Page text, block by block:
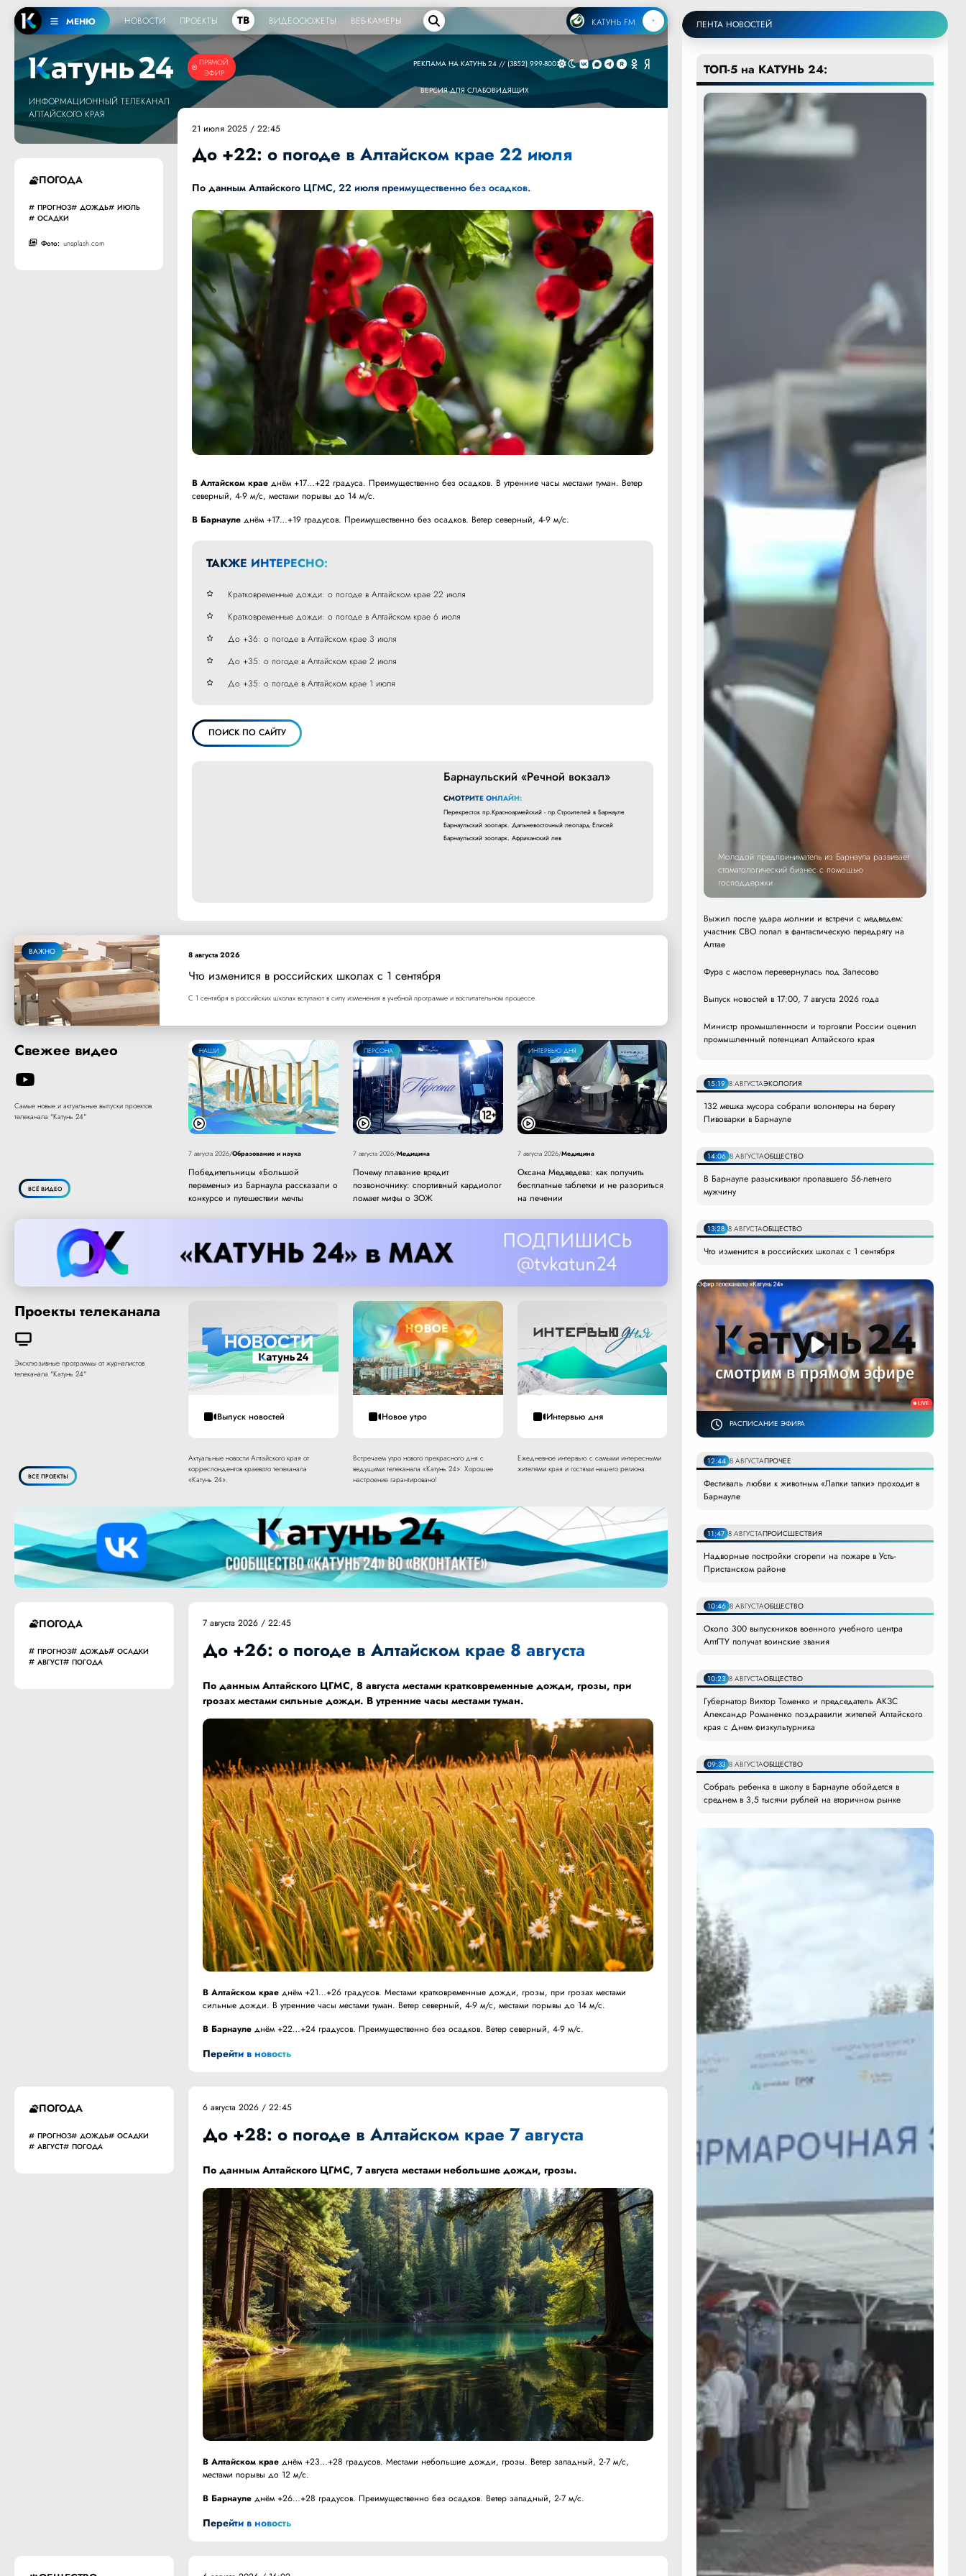
МЕНЮ НОВОСТИ ПРОЕКТЫ ТВ ВИДЕОСЮЖЕТЫ ВЕБ-КАМЕРЫ КАТУНЬ FM
ПРЯМОЙ
ЭФИР
ИНФОРМАЦИОННЫЙ ТЕЛЕКАНАЛ
АЛТАЙСКОГО КРАЯ
РЕКЛАМА НА КАТУНЬ 24 // (3852) 999-800
ВЕРСИЯ ДЛЯ СЛАБОВИДЯЩИХ
ПОГОДА
ПРОГНОЗ ДОЖДЬ
ИЮЛЬ
ОСАДКИ
Фото: unsplash.com
21 июля 2025 / 22:45
До +22: о погоде в Алтайском крае 22 июля
По даннымАлтайского ЦГМС, 22 июля преимущественно без осадков.
В Алтайском крае днём +17…+22 градуса. Преимущественно без осадков. В утренние часы местами туман. Ветер
северный, 4-9 м/с, местами порывы до 14 м/с.
В Барнауле днём +17…+19 градусов. Преимущественно без осадков. Ветер северный, 4-9 м/с.
ТАКЖЕ ИНТЕРЕСНО:
Кратковременные дожди: о погоде в Алтайском крае 22 июля
Кратковременные дожди: о погоде в Алтайском крае 6 июля
До +36: о погоде в Алтайском крае 3 июля
До +35: о погоде в Алтайском крае 2 июля
До +35: о погоде в Алтайском крае 1 июля
ПОИСК ПО САЙТУ
Барнаульский «Речной вокзал»
СМОТРИТЕ ОНЛАЙН:
Перекресток пр.Красноармейский - пр.Строителей в Барнауле
Барнаульский зоопарк. Дальневосточный леопард Елисей
Барнаульский зоопарк. Африканский лев
ВАЖНО 8 августа 2026
Что изменится в российских школах с 1 сентября
С 1 сентября в российских школах вступают в силу изменения в учебной программе и воспитательном процессе.
Свежее видео
Самые новые и актуальные выпуски проектов
телеканала "Катунь 24"
ВСЁ ВИДЕО
НАШИ
7 августа 2026/Образование и наука
Победительницы «Большой
перемены» из Барнаула рассказали о
конкурсе и путешествии мечты
ПЕРСОНА
7 августа 2026/Медицина
Почему плавание вредит
позвоночнику: спортивный кардиолог
ломает мифы о ЗОЖ
ИНТЕРВЬЮ ДНЯ
7 августа 2026/Медицина
Оксана Медведева: как получить
бесплатные таблетки и не разориться
на лечении
Проекты телеканала
Эксклюзивные программы от журналистов
телеканала "Катунь 24"
ВСЕ ПРОЕКТЫ
Выпуск новостей
Актуальные новости Алтайского края от
корреспондентов краевого телеканала
«Катунь 24».
Новое утро
Встречаем утро нового прекрасного дня с
ведущими телеканала «Катунь 24». Хорошее
настроение гарантировано!
Интервью дня
Ежедневное интервью с самыми интересными
жителями края и гостями нашего региона.
ПОГОДА
ПРОГНОЗ ДОЖДЬ
ОСАДКИ
АВГУСТ
ПОГОДА
7 августа 2026 / 22:45
До +26: о погоде в Алтайском крае 8 августа
По даннымАлтайского ЦГМС, 8 августа местами кратковременные дожди, грозы, при
грозах местами сильные дожди. В утренние часы местами туман.
В Алтайском крае днём +21…+26 градусов. Местами кратковременные дожди, грозы, при грозах местами
сильные дожди. В утренние часы местами туман. Ветер северный, 4-9 м/с, местами порывы до 14 м/с.
В Барнауле днём +22…+24 градусов. Преимущественно без осадков. Ветер северный, 4-9 м/с.
Перейти в новость
ПОГОДА
ПРОГНОЗ ДОЖДЬ
ОСАДКИ
АВГУСТ
ПОГОДА
6 августа 2026 / 22:45
До +28: о погоде в Алтайском крае 7 августа
По даннымАлтайского ЦГМС, 7 августа местами небольшие дожди, грозы.
В Алтайском крае днём +23…+28 градусов. Местами небольшие дожди, грозы. Ветер западный, 2-7 м/с,
местами порывы до 12 м/с.
В Барнауле днём +26…+28 градусов. Преимущественно без осадков. Ветер западный, 2-7 м/с.
Перейти в новость
ЛЕНТА НОВОСТЕЙ
ТОП-5 на КАТУНЬ 24:
Молодой предприниматель из Барнаула развивает
стоматологический бизнес с помощью
господдержки
Выжил после удара молнии и встречи с медведем:
участник СВО попал в фантастическую передрягу на
Алтае
Фура с маслом перевернулась под Залесово
Выпуск новостей в 17:00, 7 августа 2026 года
Министр промышленности и торговли России оценил
промышленный потенциал Алтайского края
15:19 8 АВГУСТАЭКОЛОГИЯ
132 мешка мусора собрали волонтеры на берегу
Пивоварки в Барнауле
14:06 8 АВГУСТАОБЩЕСТВО
В Барнауле разыскивают пропавшего 56-летнего
мужчину
13:28 8 АВГУСТАОБЩЕСТВО
Что изменится в российских школах с 1 сентября
РАСПИСАНИЕ ЭФИРА
12:44 8 АВГУСТАПРОЧЕЕ
Фестиваль любви к животным «Лапки тапки» проходит в
Барнауле
11:47 8 АВГУСТАПРОИСШЕСТВИЯ
Надворные постройки сгорели на пожаре в Усть-
Пристанском районе
10:46 8 АВГУСТАОБЩЕСТВО
Около 300 выпускников военного учебного центра
АлтГТУ получат воинские звания
10:23 8 АВГУСТАОБЩЕСТВО
Губернатор Виктор Томенко и председатель АКЗС
Александр Романенко поздравили жителей Алтайского
края с Днем физкультурника
09:33 8 АВГУСТАОБЩЕСТВО
Собрать ребенка в школу в Барнауле обойдется в
среднем в 3,5 тысячи рублей на вторичном рынке